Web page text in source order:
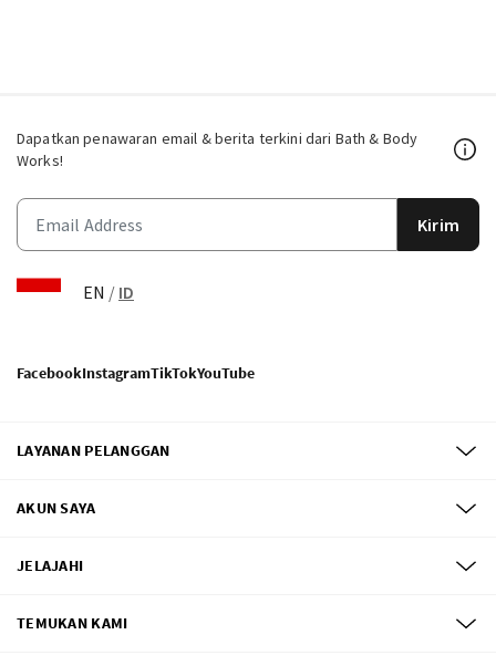
Dapatkan penawaran email & berita terkini dari Bath & Body
Works!
Kirim
EN / ID
FacebookInstagramTikTokYouTube
LAYANAN PELANGGAN
AKUN SAYA
JELAJAHI
TEMUKAN KAMI